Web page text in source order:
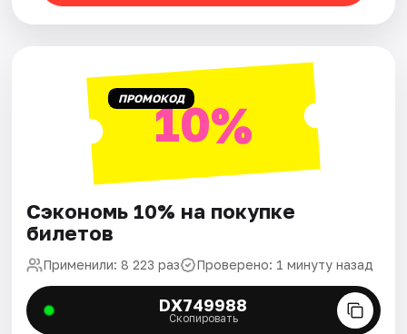
ПРОМОКОД10%
Сэкономь 10% на покупке
билетов
Применили: 8 223 раз Проверено: 1 минуту назад
DX749988
Скопировать